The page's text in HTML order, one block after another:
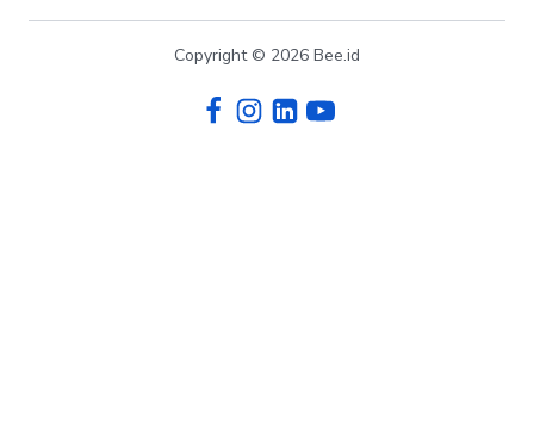
Copyright © 2026 Bee.id